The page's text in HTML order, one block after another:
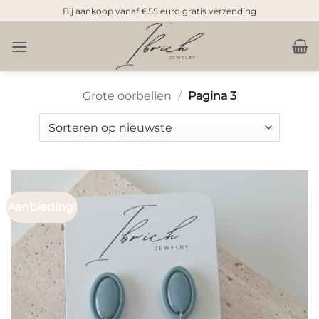
naar
inhoud
Bij aankoop vanaf €55 euro gratis verzending
Grote oorbellen / Pagina 3
Aanbieding!